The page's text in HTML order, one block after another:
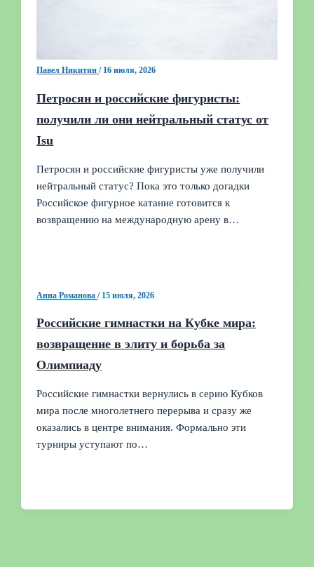
Павел Никитин/ 16 июля, 2026
Петросян и российские фигуристы:
получили ли они нейтральный статус от
Isu
Петросян и российские фигуристы уже получили
нейтральный статус? Пока это только догадки
Российское фигурное катание готовится к
возвращению на международную арену в…
Анна Романова/ 15 июля, 2026
Российские гимнастки на Кубке мира:
возвращение в элиту и борьба за
Олимпиаду
Российские гимнастки вернулись в серию Кубков
мира после многолетнего перерыва и сразу же
оказались в центре внимания. Формально эти
турниры уступают по…